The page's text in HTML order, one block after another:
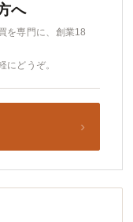
へ
を専門に、創業18
にどうぞ。
›